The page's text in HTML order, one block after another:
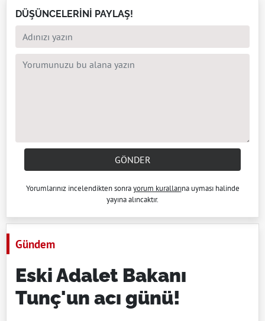
DÜŞÜNCELERİNİ PAYLAŞ!
GÖNDER
Yorumlarınız incelendikten sonrayorum kurallarına uyması halinde
yayına alıncaktır.
Gündem
Eski Adalet Bakanı
Tunç'un acı günü!